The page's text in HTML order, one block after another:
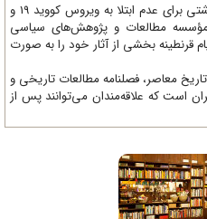
با توجه به نیاز به تداوم مراقبت‌های بهداشتی برای عدم ابتلا به ویروس کووید 19 و
مطالعات و پژوهش‌های سیاسی
بخشی از آثار خود را به صورت
معاصر، فصلنامه‌ مطالعات تاریخی و
که علاقه‌مندان می‌توانند پس از